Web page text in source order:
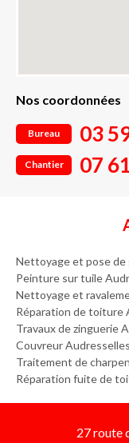
Nos coordonnées
Bureau 03
Chantier 07
Nettoyage et pose
Peinture sur tuile
Nettoyage et
Réparation de toiture
Travaux de zinguerie
Couvreur
Traitement de
Réparation fuite de
27 route